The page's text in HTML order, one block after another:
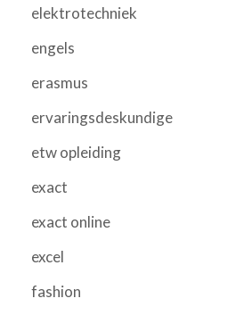
elektrotechniek
engels
erasmus
ervaringsdeskundige
etw opleiding
exact
exact online
excel
fashion